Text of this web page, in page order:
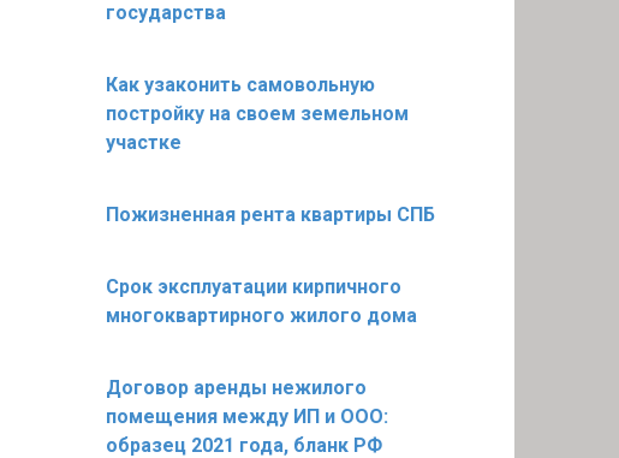
государства
Как узаконить самовольную
постройку на своем земельном
участке
Пожизненная рента квартиры СПБ
Срок эксплуатации кирпичного
многоквартирного жилого дома
Договор аренды нежилого
помещения между ИП и ООО:
образец 2021 года, бланк РФ